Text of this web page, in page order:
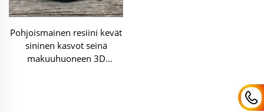
Pohjoismainen resiini kevät
sininen kasvot seinä
makuuhuoneen 3D